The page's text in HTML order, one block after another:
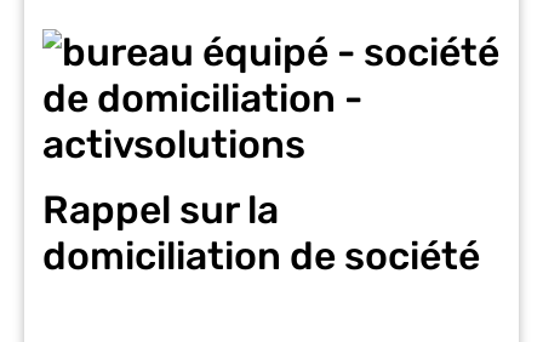
Rappel sur la
domiciliation de société